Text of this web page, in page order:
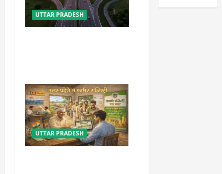
UTTAR PRADESH
UTTAR PRADESH